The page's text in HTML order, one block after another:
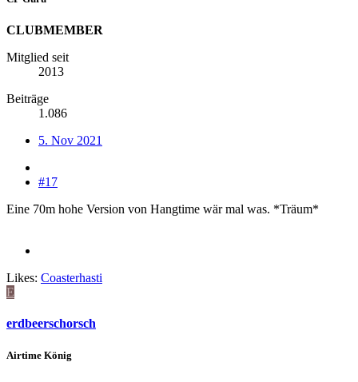
CLUBMEMBER
Mitglied seit
2013
Beiträge
1.086
5. Nov 2021
#17
Eine 70m hohe Version von Hangtime wär mal was. *Träum*
Likes: Coasterhasti
E
erdbeerschorsch
Airtime König